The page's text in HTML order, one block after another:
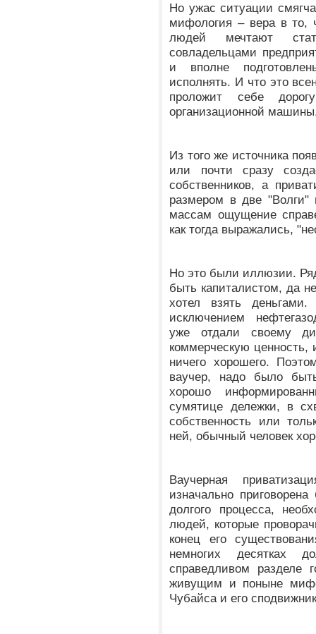
Но ужас ситуации
мифология – вера в то,
людей мечтают
совладельцами
и вполне
исполнять. И что это
проложит себе
организационной
Из того же источника
или почти сразу
собственников, а
размером в две "Волги"
массам ощущение
как тогда выражались,
Но это были иллюзии.
быть капиталистом, да
хотел взять
исключением
уже отдали своему
коммерческую
ничего хорошего.
ваучер, надо было
хорошо
сумятице дележки, в
собственность или
ней, обычный человек
Ваучерная
изначально
долгого процесса,
людей, которые
конец его
немногих десятках
справедливом разделе
живущим и поныне
Чубайса и его